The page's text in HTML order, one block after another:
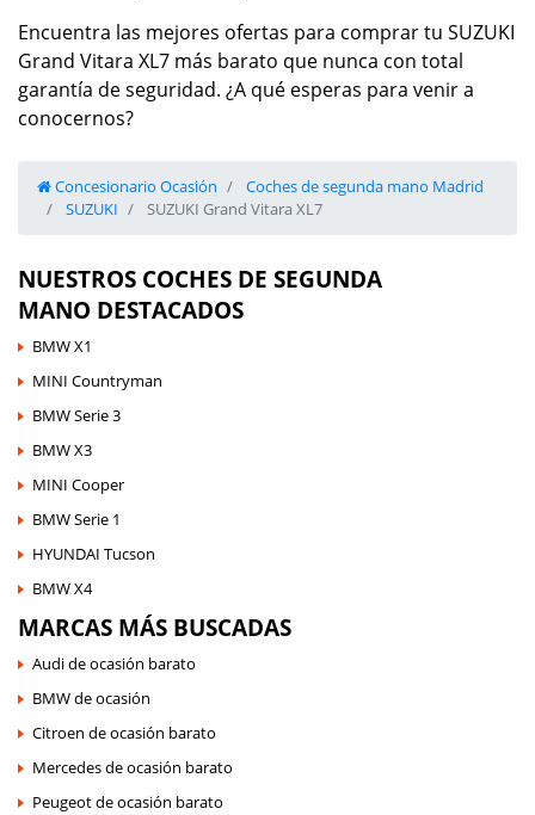
Encuentra las mejores ofertas para comprar tu SUZUKI
Grand Vitara XL7 más barato que nunca con total
garantía de seguridad. ¿A qué esperas para venir a
conocernos?
Concesionario Ocasión
Coches de segunda mano Madrid
SUZUKI
SUZUKI Grand Vitara XL7
NUESTROS COCHES DE SEGUNDA
MANO DESTACADOS
BMW X1
MINI Countryman
BMW Serie 3
BMW X3
MINI Cooper
BMW Serie 1
HYUNDAI Tucson
BMW X4
MARCAS MÁS BUSCADAS
Audi de ocasión barato
BMW de ocasión
Citroen de ocasión barato
Mercedes de ocasión barato
Peugeot de ocasión barato